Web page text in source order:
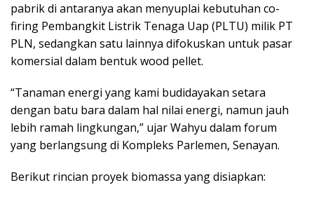
pabrik di antaranya akan menyuplai kebutuhan co-
firing Pembangkit Listrik Tenaga Uap (PLTU) milik PT
PLN, sedangkan satu lainnya difokuskan untuk pasar
komersial dalam bentuk wood pellet.
“Tanaman energi yang kami budidayakan setara
dengan batu bara dalam hal nilai energi, namun jauh
lebih ramah lingkungan,” ujar Wahyu dalam forum
yang berlangsung di Kompleks Parlemen, Senayan.
Berikut rincian proyek biomassa yang disiapkan: